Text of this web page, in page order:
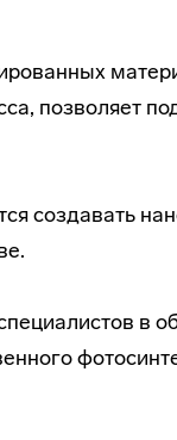
позволяет
создавать
в